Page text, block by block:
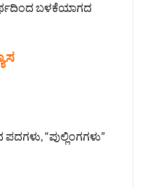
ಬಳಕೆಯಾಗದ
“ಪುಲ್ಲಿಂಗಗಳು”